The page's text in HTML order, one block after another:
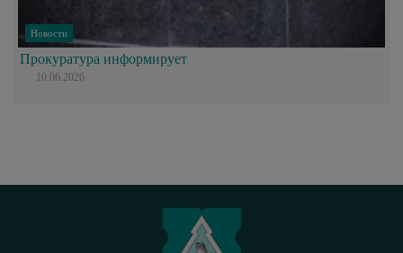
Новости
Прокуратура информирует
10.06.2026